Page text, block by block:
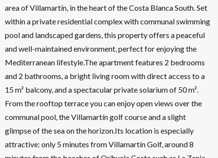
area of Villamartín, in the heart of the Costa Blanca South. Set
within a private residential complex with communal swimming
pool and landscaped gardens, this property offers a peaceful
and well-maintained environment, perfect for enjoying the
Mediterranean lifestyle.The apartment features 2 bedrooms
and 2 bathrooms, a bright living room with direct access to a
15 m² balcony, and a spectacular private solarium of 50 m².
From the rooftop terrace you can enjoy open views over the
communal pool, the Villamartín golf course and a slight
glimpse of the sea on the horizon.Its location is especially
attractive: only 5 minutes from Villamartín Golf, around 8